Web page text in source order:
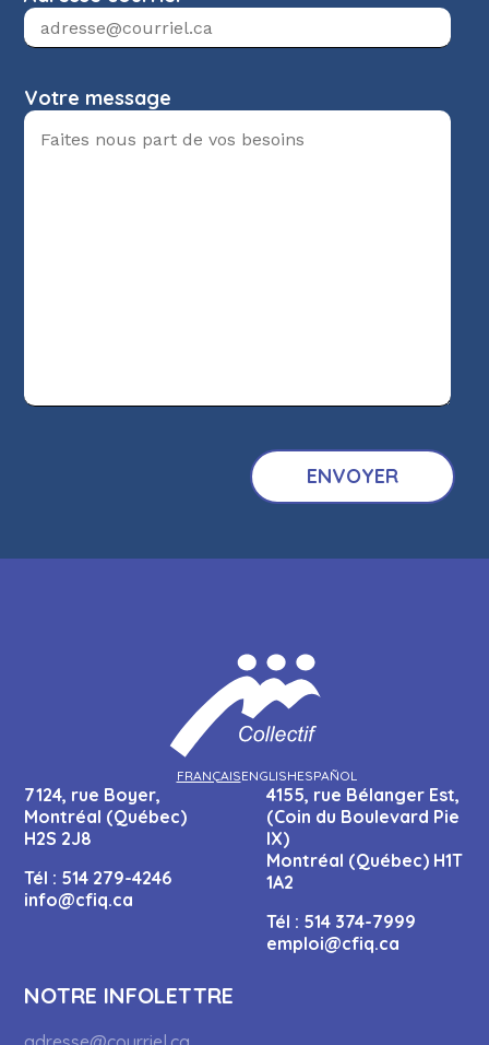
Votre message
FRANÇAISENGLISHESPAÑOL
7124, rue Boyer,
Montréal (Québec)
H2S 2J8
Tél : 514 279-4246
info@cfiq.ca
4155, rue Bélanger Est,
(Coin du Boulevard Pie
IX)
Montréal (Québec) H1T
1A2
Tél : 514 374-7999
emploi@cfiq.ca
NOTRE INFOLETTRE